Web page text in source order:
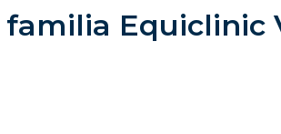
Equiclinic